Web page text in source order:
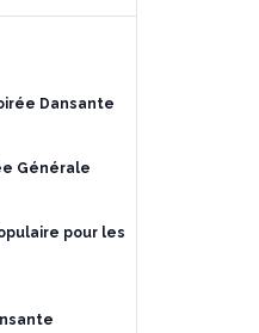
Dansante
Générale
pour les